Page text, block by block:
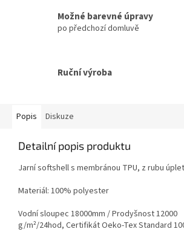
Možné barevné úpravy
po předchozí domluvě
Ruční výroba
Popis Diskuze
Detailní popis produktu
Jarní softshell s membránou TPU, z rubu
Materiál: 100% polyester
Vodní sloupec 18000mm / Prodyšnost 12000
g/m²/24hod, Certifikát Oeko-Tex Standard